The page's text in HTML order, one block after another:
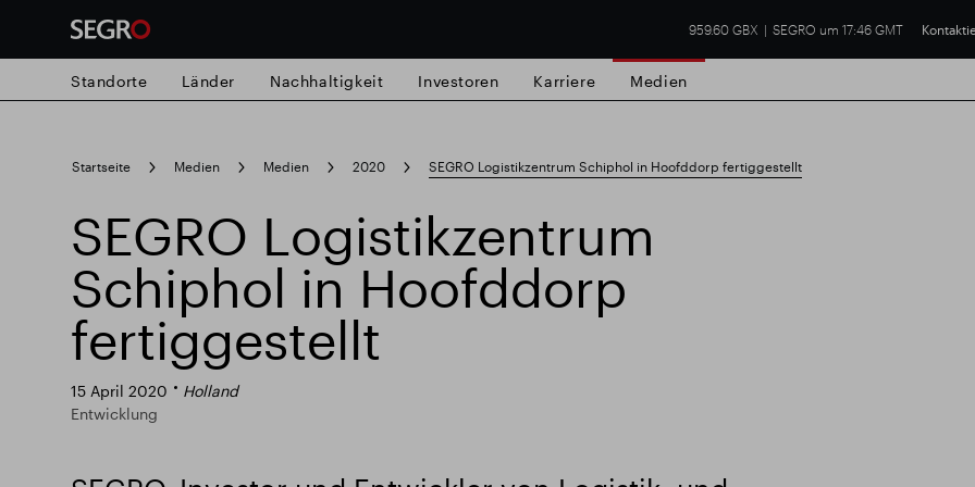
959.60 GBX SEGRO um 17:46 GMT
search
for
Popular search
Verantwortlich SEGRO Slough Handelsgut Finanzielle Ergebnisse
Standorte Länder Nachhaltigkeit Investoren Karriere Medien
Startseite Medien Medien 2020 SEGRO Logistikzentrum Schiphol in Hoofddorp fertiggestellt
SEGRO Logistikzentrum
Schiphol in Hoofddorp
fertiggestellt
15 April 2020
Holland
Entwicklung